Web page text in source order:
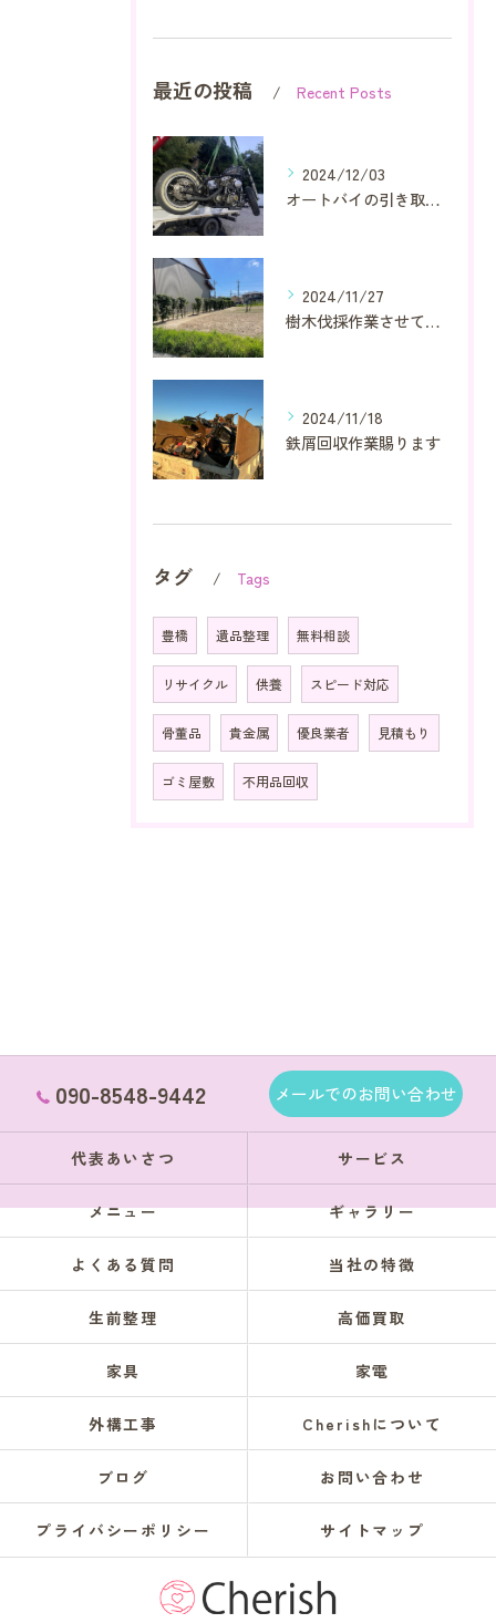
最近の投稿 Recent Posts
2024/12/03
オートバイの引き取り又は買取り作業賜ります
2024/11/27
樹木伐採作業させて頂きました
2024/11/18
鉄屑回収作業賜ります
タグ Tags
豊橋 遺品整理 無料相談
リサイクル 供養 スピード対応
骨董品 貴金属 優良業者 見積もり
ゴミ屋敷 不用品回収
090-8548-9442 メールでのお問い合わせ
代表あいさつ サービス
メニュー ギャラリー
よくある質問 当社の特徴
生前整理 高価買取
家具 家電
外構工事 Cherishについて
ブログ お問い合わせ
プライバシーポリシー サイトマップ